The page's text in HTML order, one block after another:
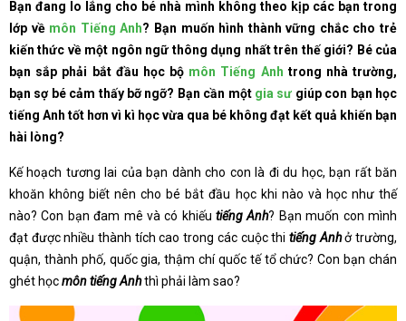
Bạn đang lo lắng cho bé nhà mình không theo kịp các bạn trong
lớp về môn Tiếng Anh? Bạn muốn hình thành vững chắc cho trẻ
kiến thức về một ngôn ngữ thông dụng nhất trên thế giới? Bé của
bạn sắp phải bắt đầu học bộ môn Tiếng Anh trong nhà trường,
bạn sợ bé cảm thấy bỡ ngỡ? Bạn cần một gia sư giúp con bạn học
tiếng Anh tốt hơn vì kì học vừa qua bé không đạt kết quả khiến bạn
hài lòng?
Kế hoạch tương lai của bạn dành cho con là đi du học, bạn rất băn
khoăn không biết nên cho bé bắt đầu học khi nào và học như thế
nào? Con bạn đam mê và có khiếutiếng Anh? Bạn muốn con mình
đạt được nhiều thành tích cao trong các cuộc thi tiếng Anhở trường,
quận, thành phố, quốc gia, thậm chí quốc tế tổ chức? Con bạn chán
ghét họcmôn tiếng Anhthì phải làm sao?